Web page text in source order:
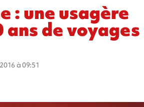
: une usagère
ans de voyages
à 09:51